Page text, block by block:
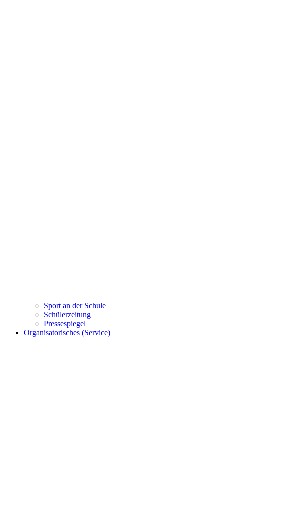
Sport an der Schule
Schülerzeitung
Pressespiegel
Organisatorisches (Service)